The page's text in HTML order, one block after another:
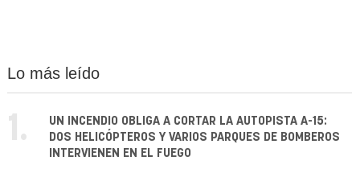
Lo más leído
1.
UN INCENDIO OBLIGA A CORTAR LA AUTOPISTA A-15:
DOS HELICÓPTEROS Y VARIOS PARQUES DE BOMBEROS
INTERVIENEN EN EL FUEGO